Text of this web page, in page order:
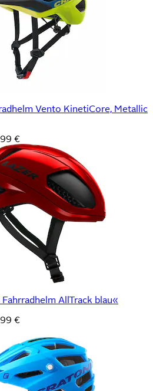
Vento KinetiCore, Metallic
€
AllTrack blau«
€